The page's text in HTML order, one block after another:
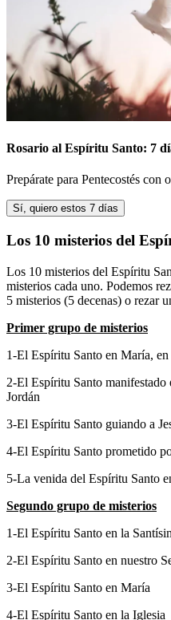
Rosario al Espíritu Santo: 7
Prepárate para Pentecostés con
Sí, quiero estos 7 días
Los 10 misterios del
Los 10 misterios del Espíritu
misterios cada uno. Podemos
5 misterios (5 decenas) o rezar
Primer grupo de misterios
1-El Espíritu Santo en María,
2-El Espíritu Santo manifestado
Jordán
3-El Espíritu Santo guiando a
4-El Espíritu Santo prometido
5-La venida del Espíritu Santo
Segundo grupo de misterios
1-El Espíritu Santo en la
2-El Espíritu Santo en nuestro
3-El Espíritu Santo en María
4-El Espíritu Santo en la Iglesia